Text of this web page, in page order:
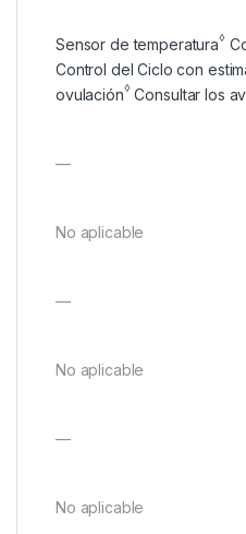
Sensor de temperatura◊
Control del Ciclo con
ovulación◊Consultar los
—
No aplicable
—
No aplicable
—
No aplicable